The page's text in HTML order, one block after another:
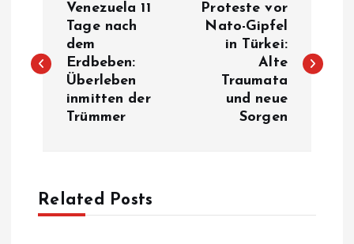
s
a
v
Venezuela 11
Tage nach
dem
Erdbeben:
Überleben
inmitten der
Trümmer
Proteste vor
Nato-Gipfel
in Türkei:
Alte
Traumata
und neue
Sorgen
Related Posts